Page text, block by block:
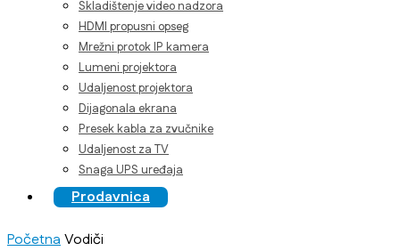
Skladištenje video nadzora
HDMI propusni opseg
Mrežni protok IP kamera
Lumeni projektora
Udaljenost projektora
Dijagonala ekrana
Presek kabla za zvučnike
Udaljenost za TV
Snaga UPS uređaja
Prodavnica
PočetnaVodiči